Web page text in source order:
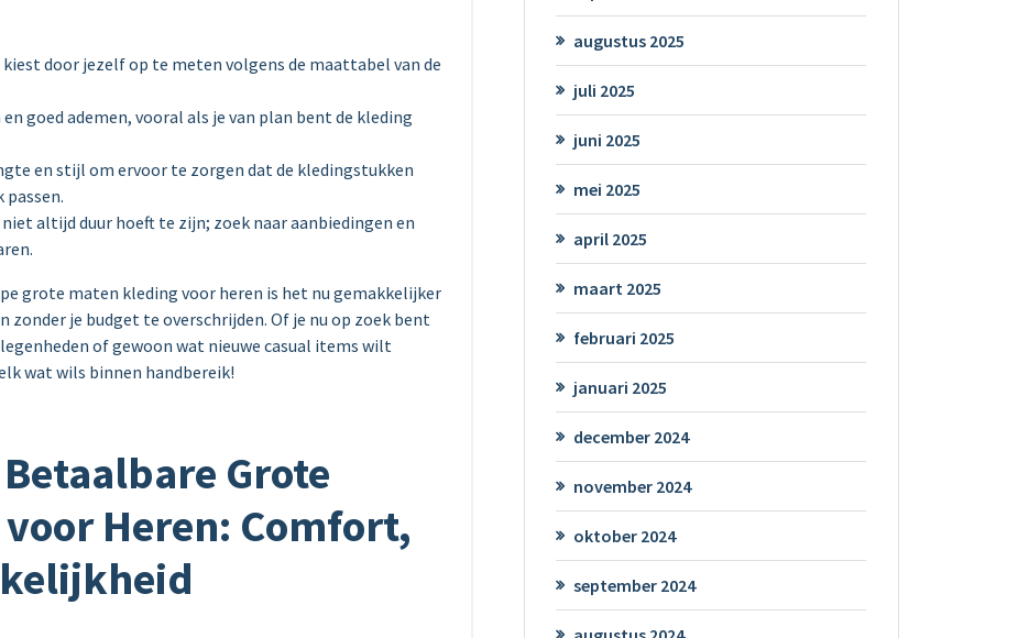
door jezelf op te meten volgens de maattabel van de
goed ademen, vooral als je van plan bent de kleding
en stijl om ervoor te zorgen dat de kledingstukken
altijd duur hoeft te zijn; zoek naar aanbiedingen en
grote maten kleding voor heren is het nu gemakkelijker
zonder je budget te overschrijden. Of je nu op zoek bent
of gewoon wat nieuwe casual items wilt
wat wils binnen handbereik!
Grote
Heren: Comfort,
augustus 2025
juli 2025
juni 2025
mei 2025
april 2025
maart 2025
februari 2025
januari 2025
december 2024
november 2024
oktober 2024
september 2024